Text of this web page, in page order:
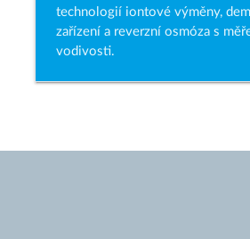
technologií iontové výměny,
zařízení a reverzní osmóza s
vodivosti.